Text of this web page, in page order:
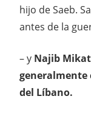
hijo de Saeb.
antes de la
– y Najib
generalmente
del Líbano.